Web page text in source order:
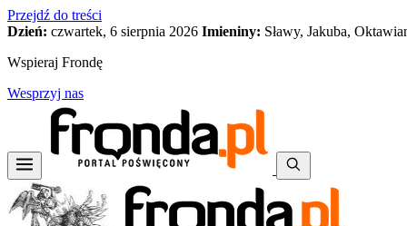
Przejdź do treści
Dzień: czwartek, 6 sierpnia 2026 Imieniny: Sławy, Jakuba,
Wspieraj Frondę
Wesprzyj nas